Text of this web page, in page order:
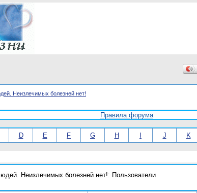
Неизлечимых болезней нет!
Правила форума
D E F G H J K
Неизлечимых болезней нет!: Пользователи